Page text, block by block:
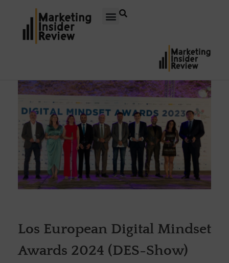
Los European Digital Mindset
Awards 2024 (DES-Show)